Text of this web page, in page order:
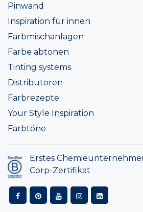
Pinwand
Inspiration für innen
Farbmischanlagen
Farbe abtonen
Tinting systems
Distributoren
Farbrezepte
Your Style Inspiration
Farbtöne
Erstes
Corp-Zertifikat